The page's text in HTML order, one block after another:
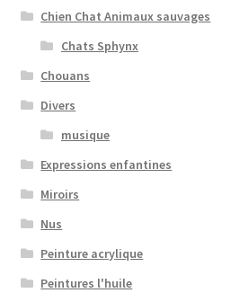
Chien Chat Animaux sauvages
Chats Sphynx
Chouans
Divers
musique
Expressions enfantines
Miroirs
Nus
Peinture acrylique
Peintures l'huile